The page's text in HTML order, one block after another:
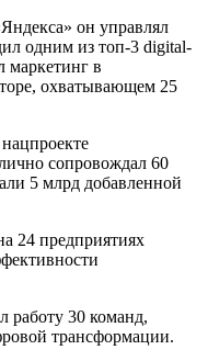
он управлял
одним из топ-3 digital-
маркетинг в
охватывающем 25
сопровождал 60
5 млрд добавленной
24 предприятиях
работу 30 команд,
трансформации.